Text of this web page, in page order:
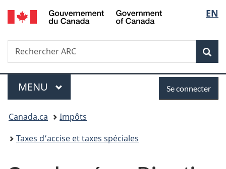
Passer
au
Passer
à
du
Passer
à
simplifiée
de
la
EN
Recherche
Rechercher
ARC
Menu
MENU PRINCIPAL
connecter
Se connecter
Vous
êtes
Canada.ca
Impôts
Taxes d’accise et taxes spéciales